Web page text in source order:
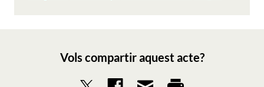
Vols compartir aquest acte?